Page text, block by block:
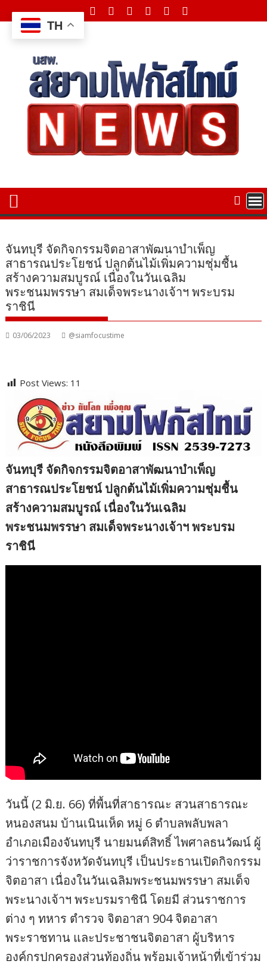
to
content
จันทบุรี จัดกิจกรรมจิตอาสาพัฒนาบำเพ็ญ
สาธารณประโยชน์ ปลูกต้นไม้เพิ่มความชุ่มชื้น
สร้างความสมบูรณ์ เนื่องในวันเฉลิม
พระชนมพรรษา สมเด็จพระนางเจ้าฯ พระบรม
ราชินี
03/06/2023 @siamfocustime
Post Views: 11
จันทบุรี จัดกิจกรรมจิตอาสาพัฒนาบำเพ็ญ
สาธารณประโยชน์ ปลูกต้นไม้เพิ่มความชุ่มชื้น
สร้างความสมบูรณ์ เนื่องในวันเฉลิม
พระชนมพรรษา สมเด็จพระนางเจ้าฯ พระบรม
ราชินี
วันนี้ (2 มิ.ย. 66) ที่พื้นที่สาธารณะ สวนสาธารณะ
หนองสนม บ้านเนินเห็ด หมู่ 6 ตำบลพลับพลา
อำเภอเมืองจันทบุรี นายมนต์สิทธิ์ ไพศาลธนวัฒน์ ผู้
ว่าราชการจังหวัดจันทบุรี เป็นประธานเปิดกิจกรรม
จิตอาสา เนื่องในวันเฉลิมพระชนมพรรษา สมเด็จ
พระนางเจ้าฯ พระบรมราชินี โดยมี ส่วนราชการ
ต่าง ๆ ทหาร ตำรวจ จิตอาสา 904 จิตอาสา
พระราชทาน และประชาชนจิตอาสา ผู้บริหาร
องค์กรปกครองส่วนท้องถิ่น พร้อมเจ้าหน้าที่เข้าร่วม
TH